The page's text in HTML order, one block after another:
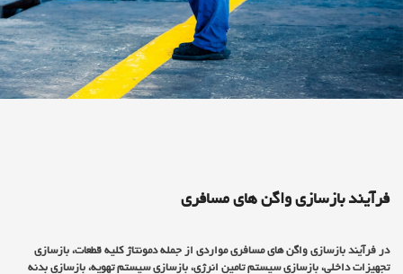
فرآیند بازسازی واگن های مسافری
در فرآیند بازسازی واگن های مسافری مواردی از جمله دمونتاژ کلیه قطعات، بازسازی
تجهیزات داخلی، بازسازی سیستم تامین انرژی، بازسازی سیستم تهویه، بازسازی بدنه